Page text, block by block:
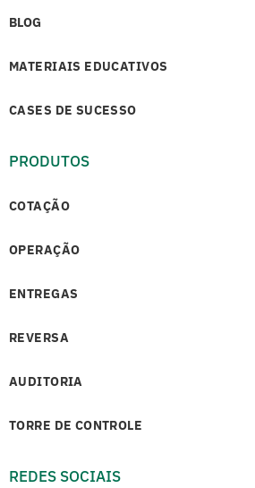
BLOG
MATERIAIS EDUCATIVOS
CASES DE SUCESSO
PRODUTOS
COTAÇÃO
OPERAÇÃO
ENTREGAS
REVERSA
AUDITORIA
TORRE DE CONTROLE
REDES SOCIAIS